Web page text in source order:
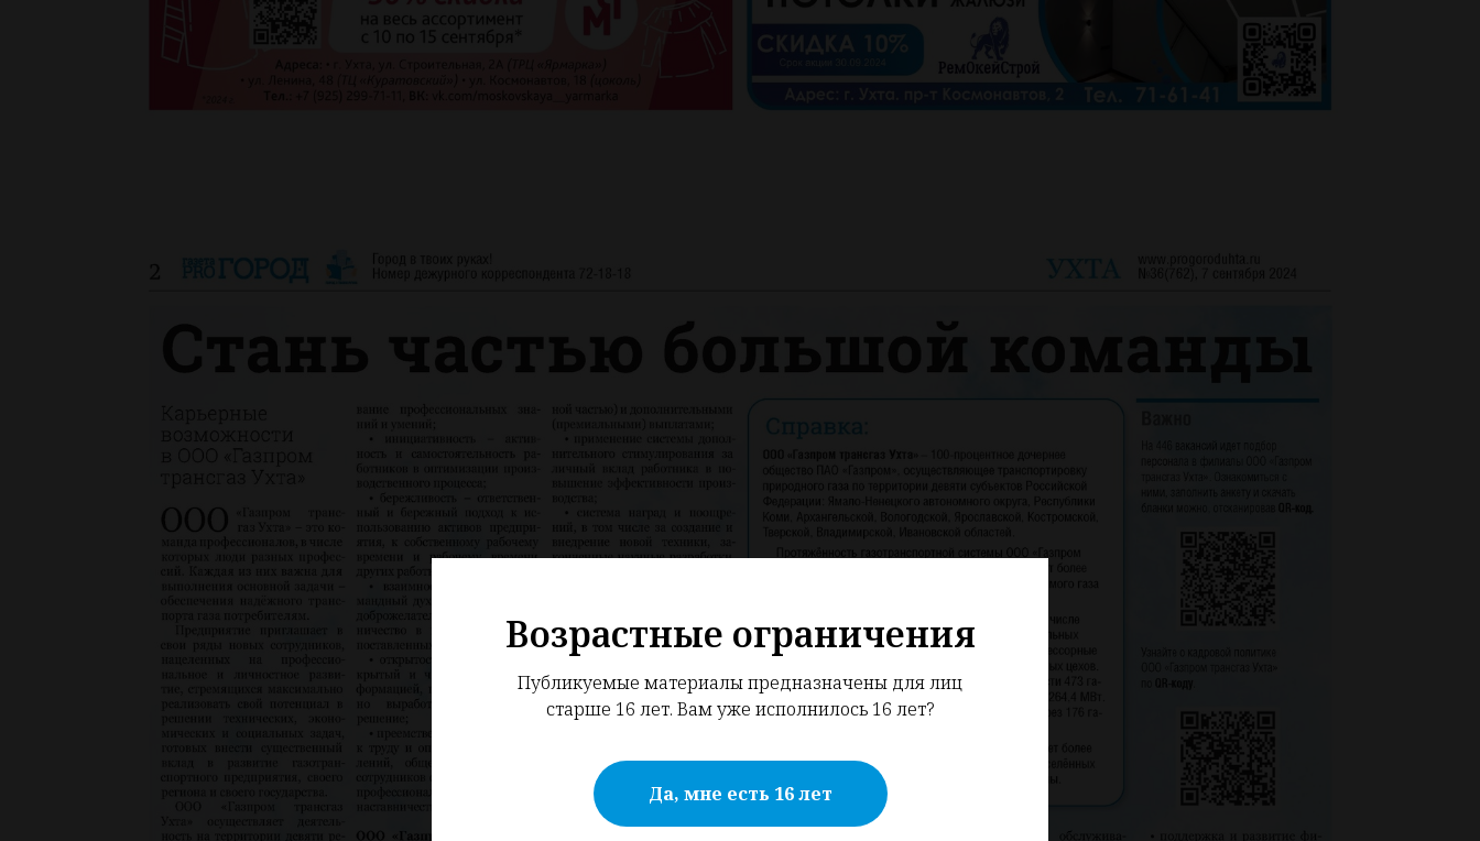
Возрастные ограничения
Публикуемые материалы предназначены для лиц
старше 16 лет. Вам уже исполнилось 16 лет?
Да, мне есть 16 лет